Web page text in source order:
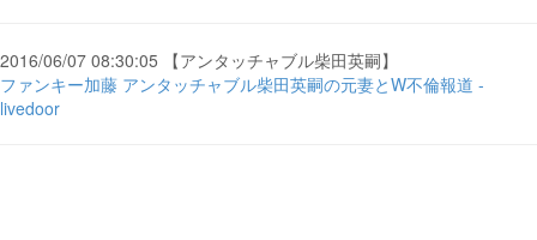
2016/06/07 08:30:05 【アンタッチャブル柴田英嗣】
ファンキー加藤 アンタッチャブル柴田英嗣の元妻とW不倫報道 -
livedoor